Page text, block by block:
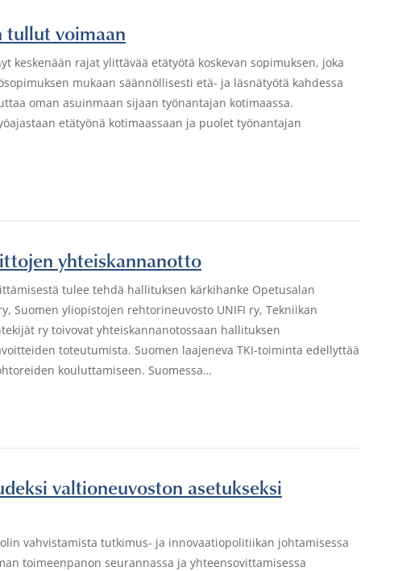
tullut voimaan
keskenään rajat ylittävää etätyötä koskevan sopimuksen, joka
mukaan säännöllisesti etä- ja läsnätyötä kahdessa
oman asuinmaan sijaan työnantajan kotimaassa.
etätyönä kotimaassaan ja puolet työnantajan
yhteiskannanotto
tulee tehdä hallituksen kärkihanke Opetusalan
Suomen yliopistojen rehtorineuvosto UNIFI ry, Tekniikan
ry toivovat yhteiskannanotossaan hallituksen
toteutumista. Suomen laajeneva TKI-toiminta edellyttää
kouluttamiseen. Suomessa…
valtioneuvoston asetukseksi
vahvistamista tutkimus- ja innovaatiopolitiikan johtamisessa
toimeenpanon seurannassa ja yhteensovittamisessa